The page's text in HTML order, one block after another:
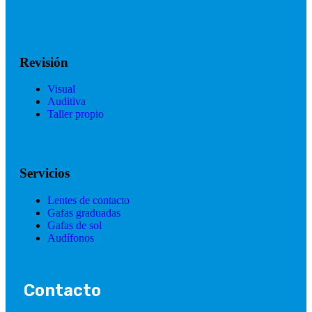
Revisión
Visual
Auditiva
Taller propio
Servicios
Lentes de contacto
Gafas graduadas
Gafas de sol
Audífonos
Contacto